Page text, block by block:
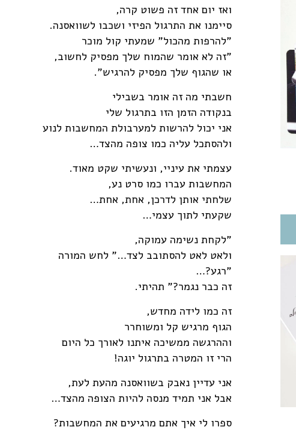
ואז יום אחד זה פשוט קרה,
סיימנו את התרגול הפיזי ושכבו לשוואסנה.
"להרפות מהכול" שמעתי קול מוכר
"זה לא אומר שהמוח שלך מפסיק לחשוב,
או שהגוף שלך מפסיק להרגיש".
חשבתי מה זה אומר בשבילי
בנקודה הזמן הזו בתרגול שלי
אני יכול להרשות למערבולת המחשבות לנוע
ולהסתכל עליה כמו צופה מהצד…
עצמתי את עיניי, ונעשיתי שקט מאוד.
המחשבות עברו כמו סרט נע,
שלחתי אותן לדרכן, אחת, אחת…
שקעתי לתוך עצמי…
"לקחת נשימה עמוקה,
ולאט לאט להסתובב לצד…" לחש המורה
"רגע?…
זה כבר נגמר?" תהיתי.
זה כמו לידה מחדש,
הגוף מרגיש קל ומשוחרר
וההרגשה ממשיכה איתנו לאורך כל היום
הרי זו המטרה בתרגול יוגה!
אני עדיין נאבק בשוואסנה מהעת לעת,
אבל אני תמיד מנסה להיות הצופה מהצד…
ספרו לי איך אתם מרגיעים את המחשבות?